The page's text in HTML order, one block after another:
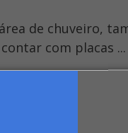
de chuveiro,
com placas ...